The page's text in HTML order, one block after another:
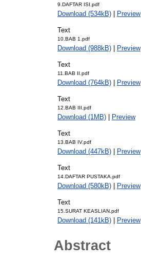
9.DAFTAR ISI.pdf
Download (534kB) | Preview
Text
10.BAB 1.pdf
Download (988kB) | Preview
Text
11.BAB II.pdf
Download (764kB) | Preview
Text
12.BAB III.pdf
Download (1MB) | Preview
Text
13.BAB IV.pdf
Download (447kB) | Preview
Text
14.DAFTAR PUSTAKA.pdf
Download (580kB) | Preview
Text
15.SURAT KEASLIAN.pdf
Download (141kB) | Preview
Abstract